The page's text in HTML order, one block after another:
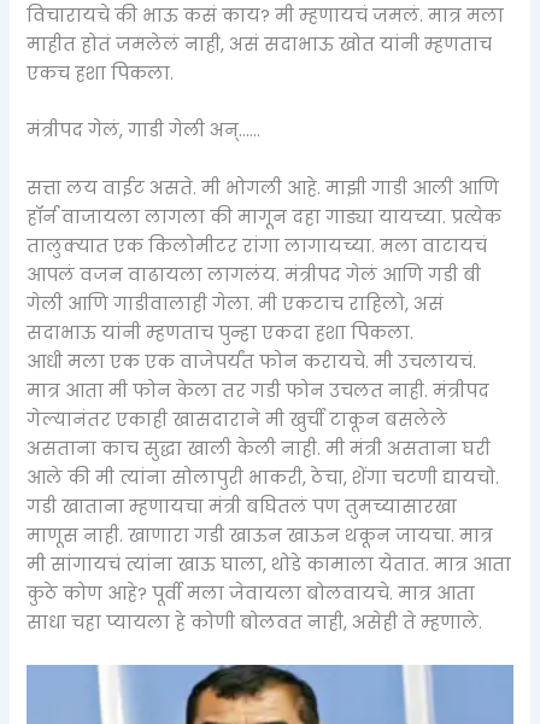
विचारायचे की भाऊ कसं काय? मी म्हणायचं जमलं. मात्र मला
माहीत होतं जमलेलं नाही, असं सदाभाऊ खोत यांनी म्हणताच
एकच हशा पिकला.
मंत्रीपद गेलं, गाडी गेली अन्……
सत्ता लय वाईट असते. मी भोगली आहे. माझी गाडी आली आणि
हॉर्न वाजायला लागला की मागून दहा गाड्या यायच्या. प्रत्येक
तालुक्यात एक किलोमीटर रांगा लागायच्या. मला वाटायचं
आपलं वजन वाढायला लागलंय. मंत्रीपद गेलं आणि गडी बी
गेली आणि गाडीवालाही गेला. मी एकटाच राहिलो, असं
सदाभाऊ यांनी म्हणताच पुन्हा एकदा हशा पिकला.
आधी मला एक एक वाजेपर्यंत फोन करायचे. मी उचलायचं.
मात्र आता मी फोन केला तर गडी फोन उचलत नाही. मंत्रीपद
गेल्यानंतर एकाही खासदाराने मी खुर्ची टाकून बसलेले
असताना काच सुद्धा खाली केली नाही. मी मंत्री असताना घरी
आले की मी त्यांना सोलापुरी भाकरी, ठेचा, शेंगा चटणी द्यायचो.
गडी खाताना म्हणायचा मंत्री बघितलं पण तुमच्यासारखा
माणूस नाही. खाणारा गडी खाऊन खाऊन थकून जायचा. मात्र
मी सांगायचं त्यांना खाऊ घाला, थोडे कामाला येतात. मात्र आता
कुठे कोण आहे? पूर्वी मला जेवायला बोलवायचे. मात्र आता
साधा चहा प्यायला हे कोणी बोलवत नाही, असेही ते म्हणाले.